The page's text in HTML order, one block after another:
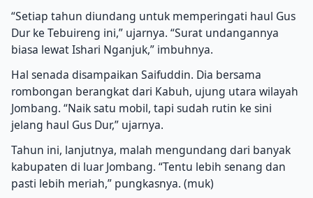
“Setiap tahun diundang untuk memperingati haul Gus
Dur ke Tebuireng ini,” ujarnya. “Surat undangannya
biasa lewat Ishari Nganjuk,” imbuhnya.
Hal senada disampaikan Saifuddin. Dia bersama
rombongan berangkat dari Kabuh, ujung utara wilayah
Jombang. “Naik satu mobil, tapi sudah rutin ke sini
jelang haul Gus Dur,” ujarnya.
Tahun ini, lanjutnya, malah mengundang dari banyak
kabupaten di luar Jombang. “Tentu lebih senang dan
pasti lebih meriah,” pungkasnya. (muk)